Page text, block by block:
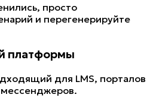
просто
и перегенерируйте
платформы
для LMS, порталов